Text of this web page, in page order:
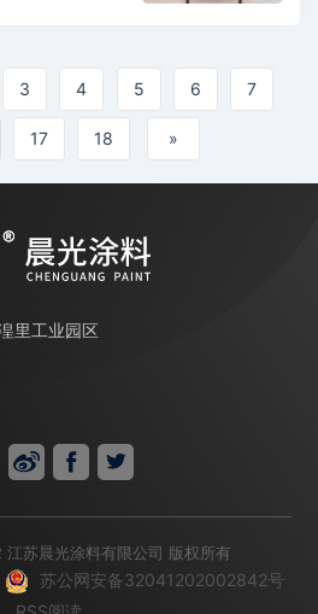
3 4 5 6 7
17 18 »
里工业园区
苏晨光涂料有限公司 版权所有
苏公网安备32041202002842号